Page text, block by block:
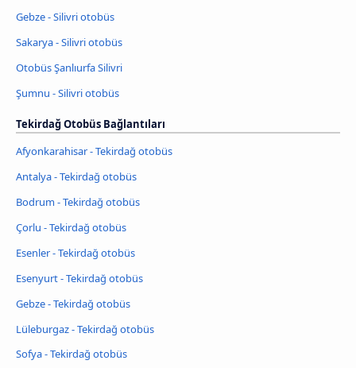
Gebze - Silivri otobüs
Sakarya - Silivri otobüs
Otobüs Şanlıurfa Silivri
Şumnu - Silivri otobüs
Tekirdağ Otobüs Bağlantıları
Afyonkarahisar - Tekirdağ otobüs
Antalya - Tekirdağ otobüs
Bodrum - Tekirdağ otobüs
Çorlu - Tekirdağ otobüs
Esenler - Tekirdağ otobüs
Esenyurt - Tekirdağ otobüs
Gebze - Tekirdağ otobüs
Lüleburgaz - Tekirdağ otobüs
Sofya - Tekirdağ otobüs